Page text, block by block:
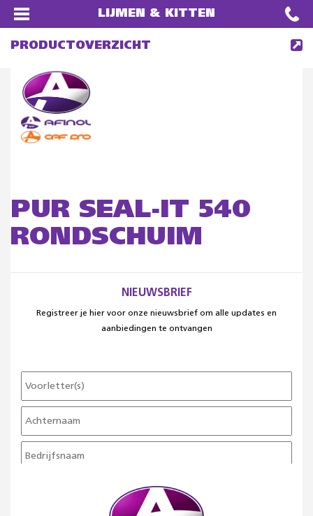
LIJMEN & KITTEN
PRODUCTOVERZICHT
PUR SEAL-IT 540
RONDSCHUIM
NIEUWSBRIEF
Registreer je hier voor onze nieuwsbrief om alle updates en
aanbiedingen te ontvangen